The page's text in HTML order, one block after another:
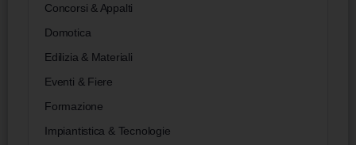
Concorsi & Appalti
Domotica
Edilizia & Materiali
Eventi & Fiere
Formazione
Impiantistica & Tecnologie